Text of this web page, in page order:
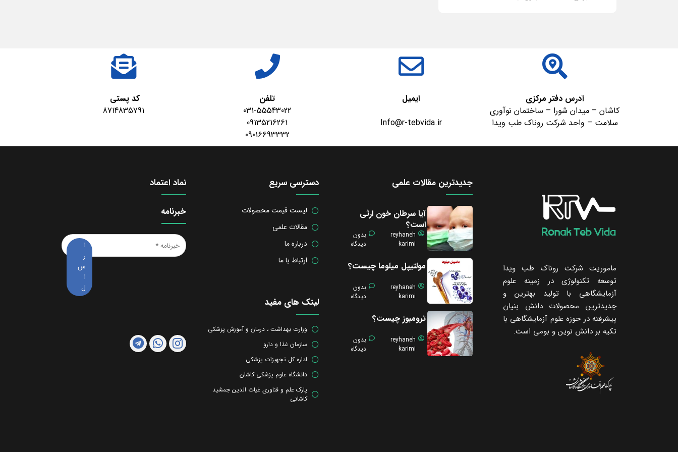
آدرس دفتر مرکزی
کاشان – میدان شورا – ساختمان نوآوری
سلامت – واحد شرکت روناک طب ویدا
ایمیل
Info@r-tebvida.ir
تلفن
031-55543022
09135216261
09016693332
کد پستی
8714835791
ماموریت شرکت روناک طب ویدا
توسعه تکنولوژی در زمینه علوم
آزمایشگاهی با تولید بهترین و
جدیدترین محصولات دانش بنیان
پیشرفته در حوزه علوم آزمایشگاهی با
تکیه ‌بر دانش نوین و بومی است.
جدیدترین مقالات علمی
آیا سرطان خون ارثی
است؟
reyhaneh
karimi
بدون
دیدگاه
مولتیپل میلوما چیست؟
reyhaneh
karimi
بدون
دیدگاه
ترومبوز چیست؟
reyhaneh
karimi
بدون
دیدگاه
دسترسی سریع
لیست قیمت محصولات
مقالات علمی
درباره ما
ارتباط با ما
لینک های مفید
وزارت بهداشت ، درمان و آموزش پزشکی
سازمان غذا و دارو
اداره کل تجهیزات پزشکی
دانشگاه علوم پزشکی کاشان
پارک علم و فناوری غیاث الدین جمشید
کاشانی
نماد اعتماد
خبرنامه
خبرنامه
*